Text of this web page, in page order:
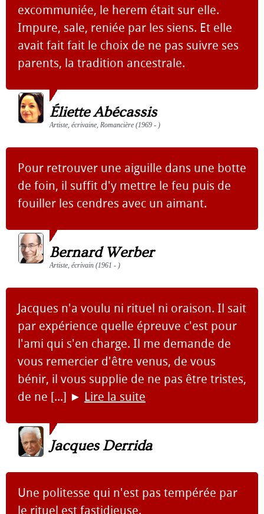
excommuniée, le herem était sur elle.
Impure, sale, reniée par les siens. Et elle
avait fait fait le choix de ne pas suivre ses
parents, la tradition ancestrale.
Éliette Abécassis
Artiste, écrivaine, Romancière (1969 - )
Pour retrouver une aiguille dans une botte
de foin, il suffit d'y mettre le feu puis de
fouiller les cendres avec un aimant.
Bernard Werber
Artiste, écrivain (1961 - )
Jacques n'a voulu ni rituel ni oraison. Il sait
par expérience quelle épreuve c'est pour
l'ami qui s'en charge. Il me demande de
vous remercier d'être venus, de vous
bénir, il vous supplie de ne pas être tristes,
de ne [...] ► Lire la suite
Jacques Derrida
Une politesse qui n'est pas tempérée par
le rituel est fastidieuse.